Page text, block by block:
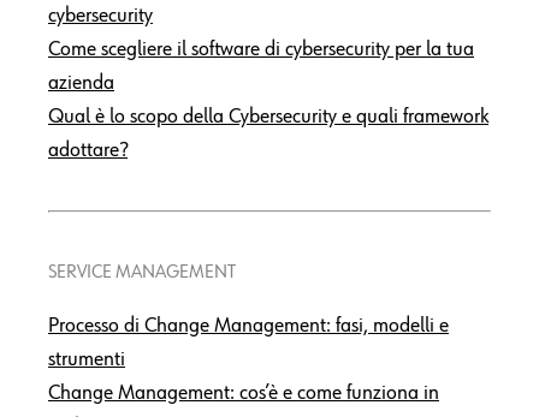
cybersecurity
Come scegliere il software di cybersecurity per la tua
azienda
Qual è lo scopo della Cybersecurity e quali framework
adottare?
SERVICE MANAGEMENT
Processo di Change Management: fasi, modelli e
strumenti
Change Management: cos’è e come funziona in